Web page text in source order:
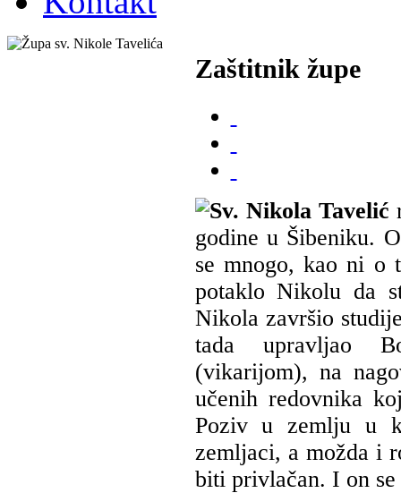
Zaštitnik župe
Sv. Nikola Tavelić
godine u Šibeniku.
se mnogo, kao ni o
potaklo Nikolu da
Nikola završio
tada upravljao
(vikarijom), na
učenih redovnika
Poziv u zemlju u
zemljaci, a možda i
biti privlačan. I on